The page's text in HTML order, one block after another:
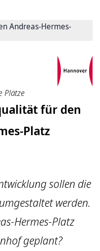
Andreas-Hermes-
Plätze
für den
Platz
sollen die
werden.
Hermes-Platz
geplant?